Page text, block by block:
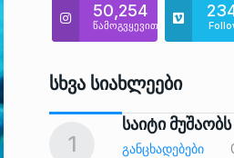
50,254
წამოგვყევით
Სხვა Სიახლეები
1
საიტი
ᲒᲐᲜᲪᲮᲐᲓᲔᲑᲔᲑᲘ